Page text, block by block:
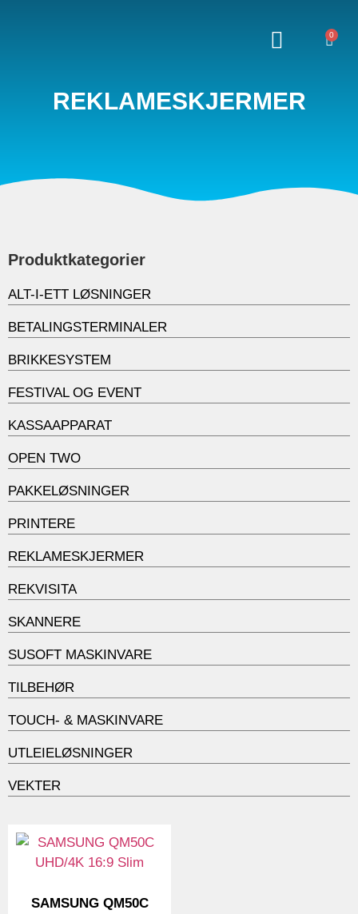
0
REKLAMESKJERMER
Produktkategorier
ALT-I-ETT LØSNINGER
BETALINGSTERMINALER
BRIKKESYSTEM
FESTIVAL OG EVENT
KASSAAPPARAT
OPEN TWO
PAKKELØSNINGER
PRINTERE
REKLAMESKJERMER
REKVISITA
SKANNERE
SUSOFT MASKINVARE
TILBEHØR
TOUCH- & MASKINVARE
UTLEIELØSNINGER
VEKTER
SAMSUNG QM50C